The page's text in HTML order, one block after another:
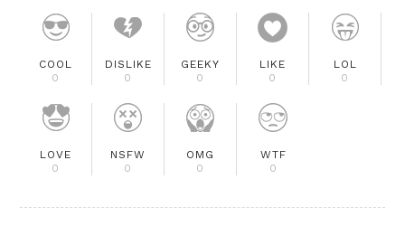
COOL
0
DISLIKE
0
GEEKY
0
LIKE
0
LOL
0
LOVE
0
NSFW
0
OMG
0
WTF
0